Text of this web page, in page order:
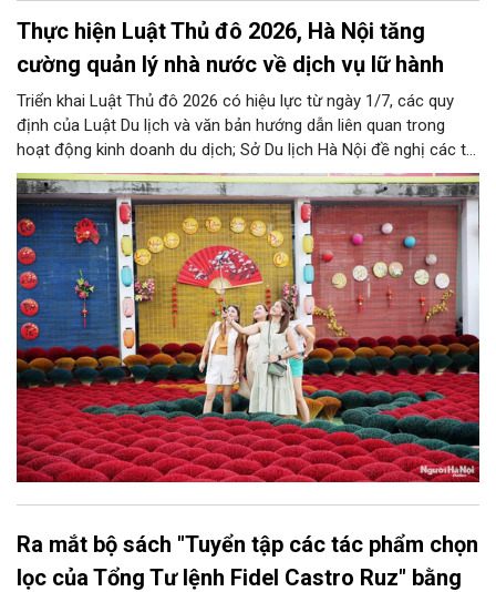
Thực hiện Luật Thủ đô 2026, Hà Nội tăng
cường quản lý nhà nước về dịch vụ lữ hành
Triển khai Luật Thủ đô 2026 có hiệu lực từ ngày 1/7, các quy
định của Luật Du lịch và văn bản hướng dẫn liên quan trong
hoạt động kinh doanh du dịch; Sở Du lịch Hà Nội đề nghị các tổ
chức, đơn vị, doanh nghiệp kinh doanh dịch vụ lữ hành trên địa
bàn thành phố thực hiện một số nội dung quan trọng. Qua đó
góp phần thực hiện thắng lợi các mục tiêu phát triển du lịch Hà
Nội năm 2026 và giai đoạn tiếp theo.
Ra mắt bộ sách "Tuyển tập các tác phẩm chọn
lọc của Tổng Tư lệnh Fidel Castro Ruz" bằng